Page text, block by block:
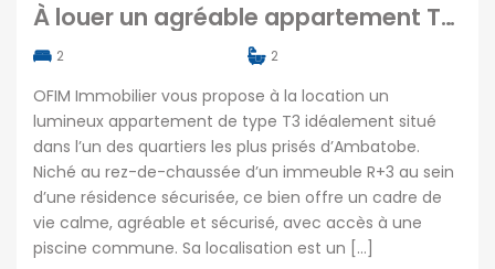
À louer un agréable appartement T3 situé dans l’un des quartiers les plus prisés d’Ambatobe Madagascar
2 2
OFIM Immobilier vous propose à la location un
lumineux appartement de type T3 idéalement situé
dans l’un des quartiers les plus prisés d’Ambatobe.
Niché au rez-de-chaussée d’un immeuble R+3 au sein
d’une résidence sécurisée, ce bien offre un cadre de
vie calme, agréable et sécurisé, avec accès à une
piscine commune. Sa localisation est un […]